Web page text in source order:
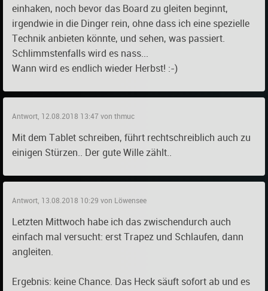
einhaken, noch bevor das Board zu gleiten beginnt,
irgendwie in die Dinger rein, ohne dass ich eine spezielle
Technik anbieten könnte, und sehen, was passiert.
Schlimmstenfalls wird es nass...
Wann wird es endlich wieder Herbst! :-)
Antwort, 12.08.2018 13:47 von thmuc
Mit dem Tablet schreiben, führt rechtschreiblich auch zu
einigen Stürzen.. Der gute Wille zählt..
Antwort, 13.08.2018 10:29 von Löwensee
Letzten Mittwoch habe ich das zwischendurch auch
einfach mal versucht: erst Trapez und Schlaufen, dann
angleiten.
Ergebnis: keine Chance. Das Heck säuft sofort ab und es